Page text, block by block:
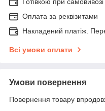
Готівкою при
Оплата за реквізитами
Накладений платіж.
Всі умови оплати
Умови повернення
Повернення товару